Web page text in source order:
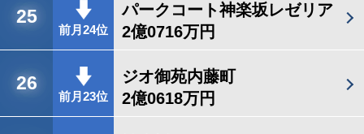
25
前月24位
パークコート神楽坂レゼリア
2億0716万円
26
前月23位
ジオ御苑内藤町
2億0618万円